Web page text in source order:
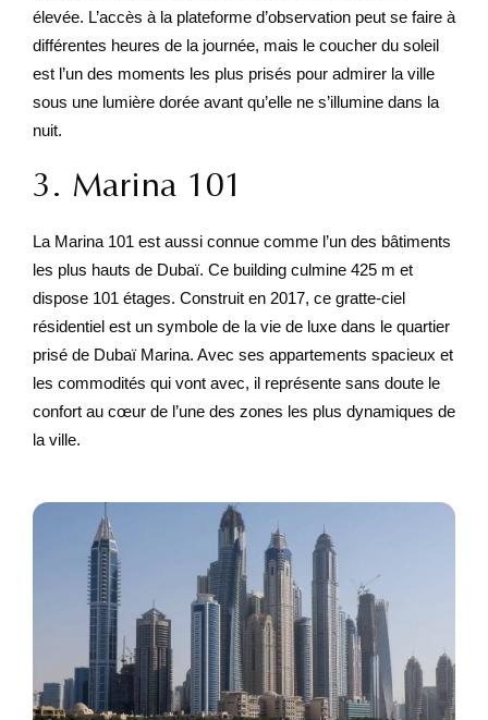
élevée. L’accès à la plateforme d’observation peut se faire à
différentes heures de la journée, mais le coucher du soleil
est l’un des moments les plus prisés pour admirer la ville
sous une lumière dorée avant qu’elle ne s’illumine dans la
nuit.
3. Marina 101
La Marina 101 est aussi connue comme l’un des bâtiments
les plus hauts de Dubaï. Ce building culmine 425 m et
dispose 101 étages. Construit en 2017, ce gratte-ciel
résidentiel est un symbole de la vie de luxe dans le quartier
prisé de Dubaï Marina. Avec ses appartements spacieux et
les commodités qui vont avec, il représente sans doute le
confort au cœur de l’une des zones les plus dynamiques de
la ville.